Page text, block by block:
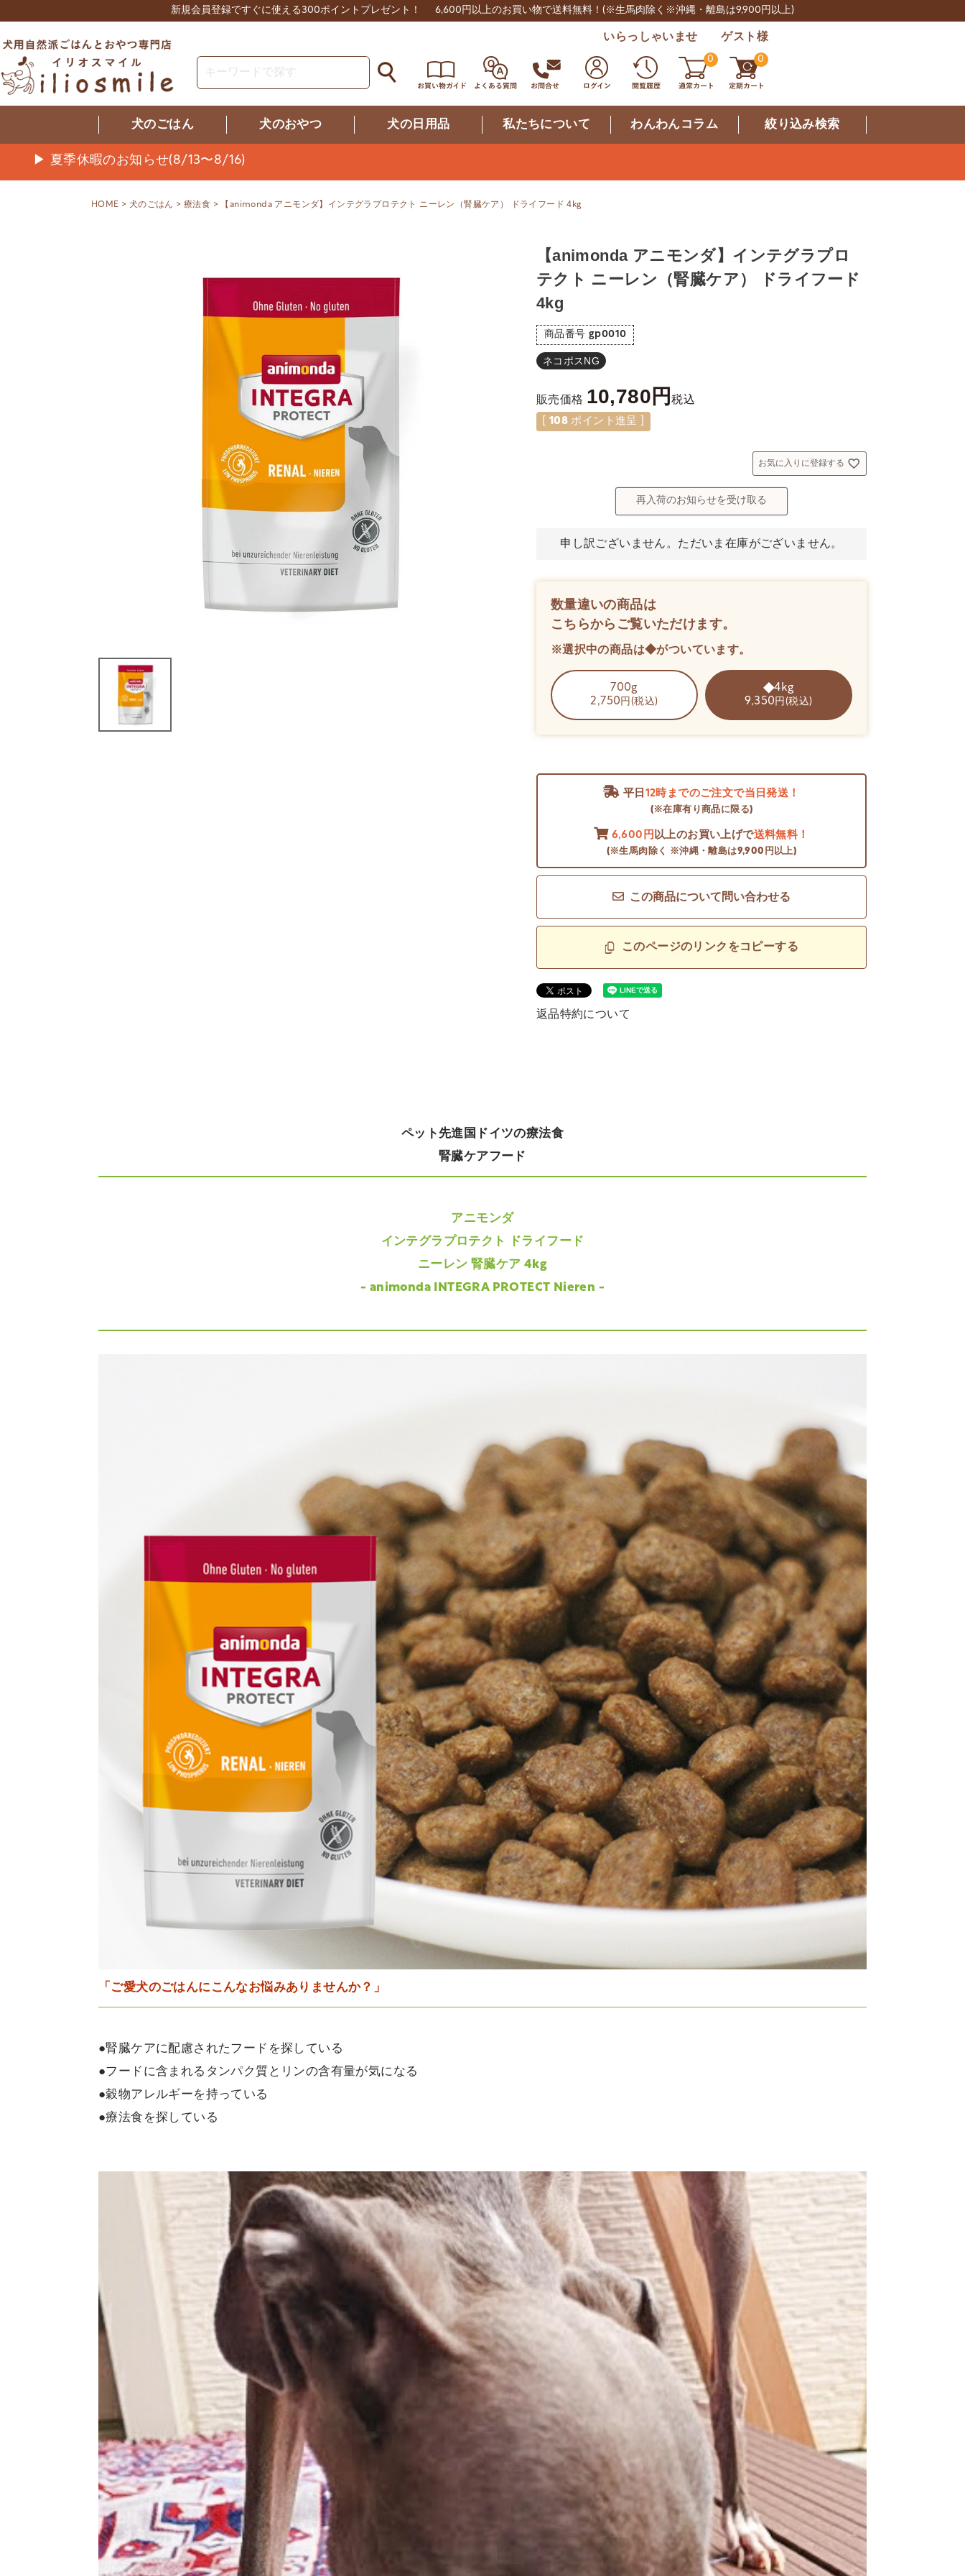
新規会員登録ですぐに使える300ポイントプレゼント！ 6,600円以上のお買い物で送料無料！ (※生馬肉除く※沖縄・離島は9,900円以上)
いらっしゃいませ ゲスト様
0 0
犬のごはん 犬のおやつ 犬の日用品 私たちについて わんわんコラム 絞り込み検索
▶ 夏季休暇のお知らせ(8/13〜8/16)
HOME 犬のごはん 療法食 【animonda アニモンダ】インテグラプロテクト ニーレン（腎臓ケア） ドライフード 4kg
【animonda アニモンダ】インテグラプロ
テクト ニーレン（腎臓ケア） ドライフード
4kg
商品番号 gp0010
ネコポスNG
販売価格 10,780 税込
108 ポイント進呈 ]
お気に入りに登録する
再入荷のお知らせを受け取る
申し訳ございません。ただいま在庫がございません。
数量違いの商品は
こちらからご覧いただけます。
※選択中の商品は◆がついています。
700g
2,750 円(税込)
4kg
9,350 円(税込)
平日 12時までのご注文で当日発送！
(※在庫有り商品に限る)
6,600円 以上のお買い上げで送料無料！
(※生馬肉除く ※沖縄・離島は9,900円以上)
この商品について問い合わせる
このページのリンクをコピーする
返品特約について
ペット先進国ドイツの療法食
腎臓ケアフード
アニモンダ
インテグラプロテクト ドライフード
ニーレン 腎臓ケア 4kg
- animonda INTEGRA PROTECT Nieren -
「ご愛犬のごはんにこんなお悩みありませんか？」
●腎臓ケアに配慮されたフードを探している
●フードに含まれるタンパク質とリンの含有量が気になる
●穀物アレルギーを持っている
●療法食を探している